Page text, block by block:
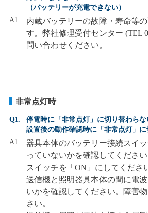
（バッテリーが充電できない）
A1.
内蔵バッテリーの故障・寿命等
す。弊社修理受付センター (TEL
問い合わせください。
非常点灯時
Q1.
停電時に「非常点灯」に切り替わらな
設置後の動作確認時に「非常点灯」に
A1.
器具本体のバッテリー接続スイ
っていないかを確認してくださ
スイッチを「ON」にしてくださ
送信機と照明器具本体の間に電
いかを確認してください。障害
さい。